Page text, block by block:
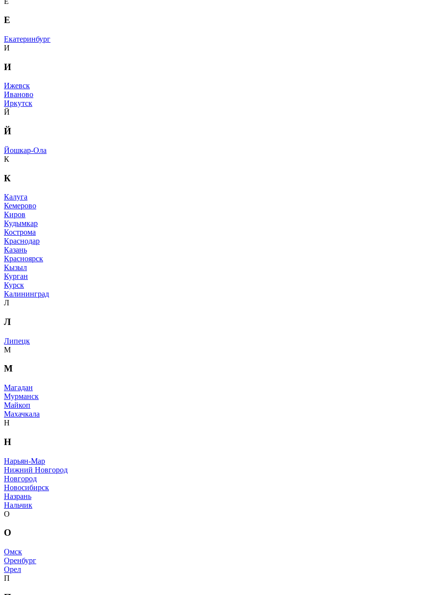
Е
Екатеринбург
И
И
Ижевск
Иваново
Иркутск
Й
Й
Йошкар-Ола
К
К
Калуга
Кемерово
Киров
Кудымкар
Кострома
Краснодар
Казань
Красноярск
Кызыл
Курган
Курск
Калининград
Л
Л
Липецк
М
М
Магадан
Мурманск
Майкоп
Махачкала
Н
Н
Нарьян-Мар
Нижний Новгород
Новгород
Новосибирск
Назрань
Нальчик
О
О
Омск
Оренбург
Орел
П